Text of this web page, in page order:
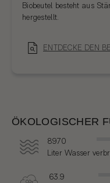
Biobeutel besteht aus
hergestellt.
ENTDECKE DEN
ÖKOLOGISCHER
8970
Liter Wasser
63.9